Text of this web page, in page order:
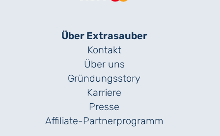
Über Extrasauber
Kontakt
Über uns
Gründungs­story
Karriere
Presse
Affiliate-Partnerprogramm